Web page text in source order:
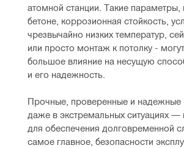
атомной станции. Такие параметры,
бетоне, коррозионная стойкость,
чрезвычайно низких температур,
или просто монтаж к потолку -
большое влияние на несущую
и его надежность.
Прочные, проверенные и
даже в экстремальных ситуациях
для обеспечения долговременной
самое главное, безопасности